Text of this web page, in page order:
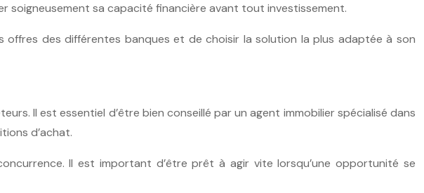
soigneusement sa capacité financière avant tout investissement.
des différentes banques et de choisir la solution la plus adaptée à son
Il est essentiel d’être bien conseillé par un agent immobilier spécialisé dans
d’achat.
Il est important d’être prêt à agir vite lorsqu’une opportunité se